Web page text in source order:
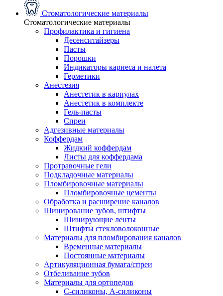
Стоматологические материалы
Стоматологические материалы
Профилактика и гигиена
Десенситайзеры
Пасты
Порошки
Индикаторы кариеса и налета
Герметики
Анестезия
Анестетик в карпулах
Анестетик в комплекте
Гель-пасты
Спреи
Адгезивные материалы
Коффердам
Жидкий коффердам
Листы для коффердама
Протравочные гели
Подкладочные материалы
Пломбировочные материалы
Пломбировочные цементы
Обработка и расширение каналов
Шинирование зубов, штифты
Шинирующие ленты
Штифты стекловолоконные
Материалы для пломбирования каналов
Временные материалы
Постоянные материалы
Артикуляционная бумага/спреи
Отбеливание зубов
Материалы для ортопедов
C-силиконы, А-силиконы